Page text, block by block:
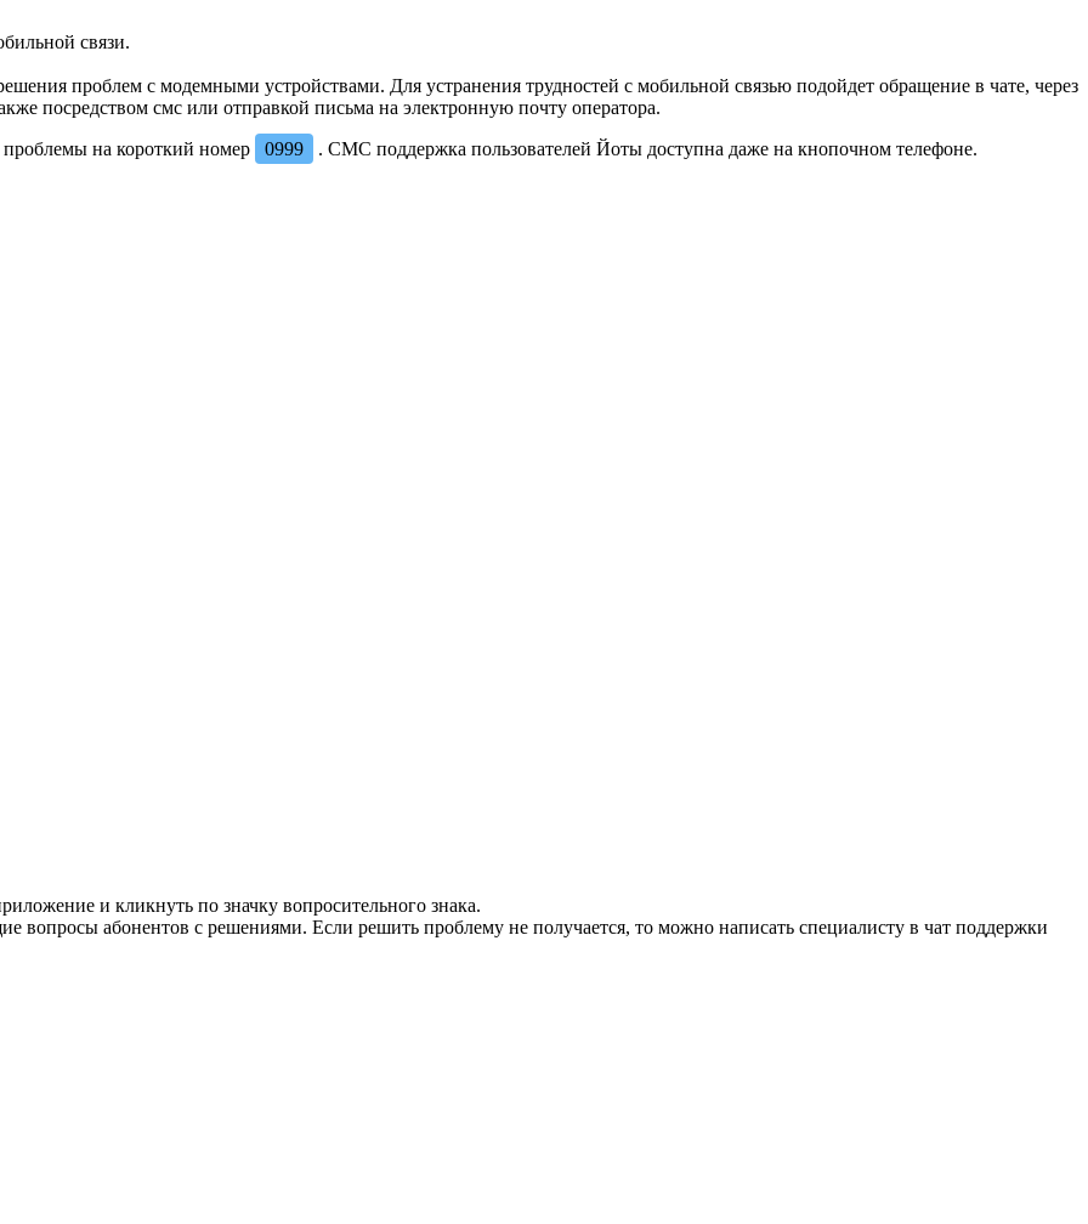
связи.
проблем с модемными устройствами. Для устранения трудностей с мобильной связью подойдет обращение в чате, через
посредством смс или отправкой письма на электронную почту оператора.
на короткий номер
0999 . СМС поддержка пользователей Йоты доступна даже на кнопочном телефоне.
и кликнуть по значку вопросительного знака.
вопросы абонентов с решениями. Если решить проблему не получается, то можно написать специалисту в чат поддержки